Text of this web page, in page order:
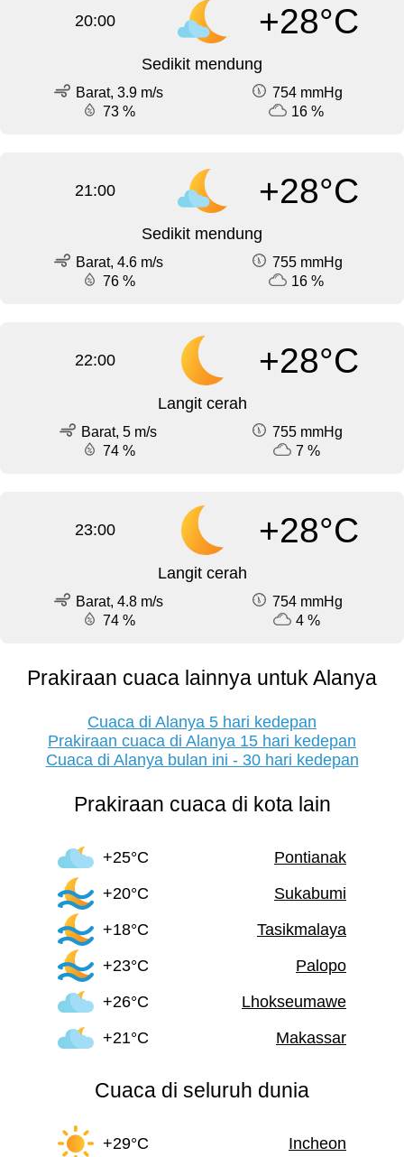
20:00 +28°C
Sedikit mendung
Barat, 3.9 m/s
754 mmHg
73 %
16 %
21:00 +28°C
Sedikit mendung
Barat, 4.6 m/s
755 mmHg
76 %
16 %
22:00 +28°C
Langit cerah
Barat, 5 m/s
755 mmHg
74 %
7 %
23:00 +28°C
Langit cerah
Barat, 4.8 m/s
754 mmHg
74 %
4 %
Prakiraan cuaca lainnya untuk Alanya
Cuaca di Alanya 5 hari kedepan
Prakiraan cuaca di Alanya 15 hari kedepan
Cuaca di Alanya bulan ini - 30 hari kedepan
Prakiraan cuaca di kota lain
+25°C
Pontianak
+20°C
Sukabumi
+18°C
Tasikmalaya
+23°C
Palopo
+26°C
Lhokseumawe
+21°C
Makassar
Cuaca di seluruh dunia
+29°C Incheon